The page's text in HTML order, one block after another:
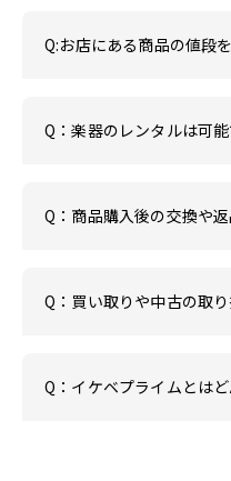
Q:お店にある商品の値段
Q：楽器のレンタルは可
Q：商品購入後の交換や
Q：買い取りや中古の取
Q：イケベプライムとは